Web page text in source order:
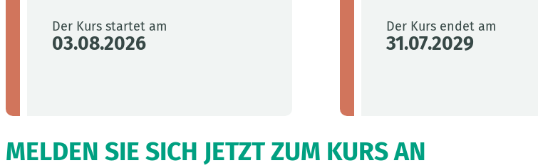
Der Kurs startet am
03.08.2026
Der Kurs endet am
31.07.2029
MELDEN SIE SICH JETZT ZUM KURS AN